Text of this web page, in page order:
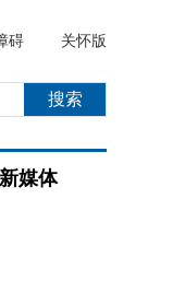
碍 关怀版
媒体